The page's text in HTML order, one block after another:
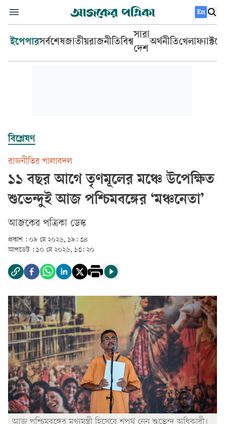
En
ইপেপারসর্বশেষজাতীয়রাজনীতিবিশ্ব
সারা
দেশ
অর্থনীতিখেলা
বিশ্লেষণ
রাজনীতির পালাবদল
১১ বছর আগে তৃণমূলের মঞ্চে উপেক্ষিত
শুভেন্দুই আজ পশ্চিমবঙ্গের ‘মঞ্চনেতা’
আজকের পত্রিকা ডেস্ক­
প্রকাশ : ০৯ মে ২০২৬, ১৯: ৩৪
আপডেট : ১০ মে ২০২৬, ১৩: ২০